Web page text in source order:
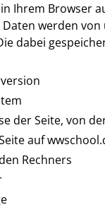
Ihrem Browser
werden
dabei
der Seite, von
auf
Rechners